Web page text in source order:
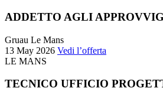
ADDETTO AGLI
Gruau Le Mans
13 May 2026 Vedi l’offerta
LE MANS
TECNICO UFFICIO